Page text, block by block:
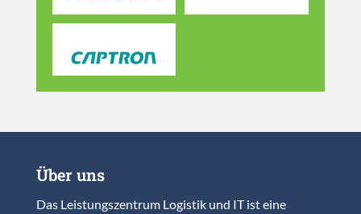
Über uns
Das Leistungszentrum Logistik und IT ist eine